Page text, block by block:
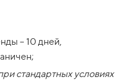
– 10 дней,
стандартных условиях